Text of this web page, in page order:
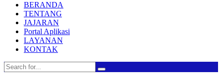
BERANDA
TENTANG
JAJARAN
Portal Aplikasi
LAYANAN
KONTAK